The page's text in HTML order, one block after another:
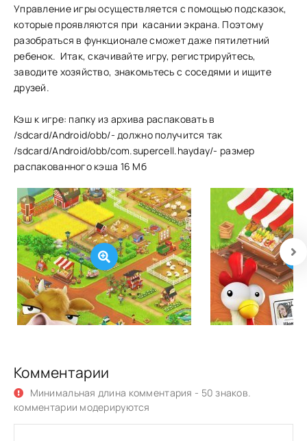
Управление игры осуществляется с помощью подсказок,
которые проявляются при касании экрана. Поэтому
разобраться в функционале сможет даже пятилетний
ребенок. Итак, скачивайте игру, регистрируйтесь,
заводите хозяйство, знакомьтесь с соседями и ищите
друзей.
Кэш к игре: папку из архива распаковать в
/sdcard/Android/obb/- должно получится так
/sdcard/Android/obb/com.supercell.hayday/- размер
распакованного кэша 16 Мб
Комментарии
Минимальная длина комментария - 50 знаков.
комментарии модерируются